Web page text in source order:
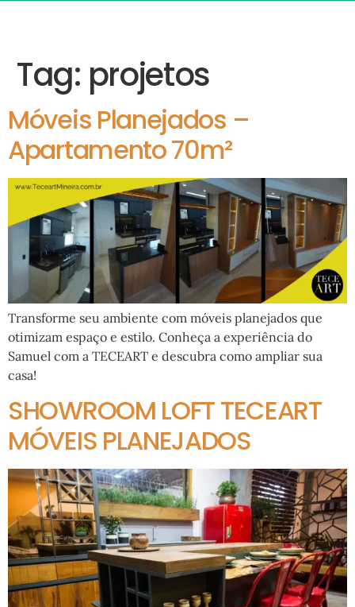
Tag: projetos
Móveis Planejados –
Apartamento 70m²
Transforme seu ambiente com móveis planejados que
otimizam espaço e estilo. Conheça a experiência do
Samuel com a TECEART e descubra como ampliar sua
casa!
SHOWROOM LOFT TECEART
MÓVEIS PLANEJADOS